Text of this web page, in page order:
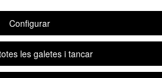
Configurar
les galetes i tancar
Copyright © 2026